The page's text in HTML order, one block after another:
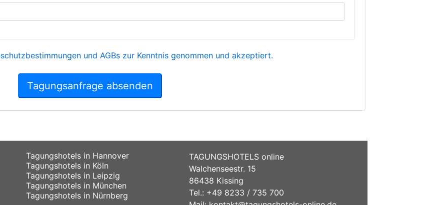
und AGBs zur Kenntnis genommen und akzeptiert.
Tagungsanfrage absenden
Tagungshotels in Hannover
Tagungshotels in Köln
Tagungshotels in Leipzig
Tagungshotels in München
Tagungshotels in Nürnberg
TAGUNGSHOTELS online
Walchenseestr. 15
86438 Kissing
Tel.: +49 8233 / 735 700